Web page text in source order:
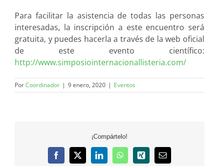
Para facilitar la asistencia de todas las personas
interesadas, la inscripción a este encuentro será
gratuita, y puedes hacerla a través de la web oficial
de este evento científico:
http://www.simposiointernacionallisteria.com/
PorCoordinador | 9 enero, 2020 | Eventos
¡Compártelo!
Facebook
X LinkedInWhatsApp
Xing
Correo